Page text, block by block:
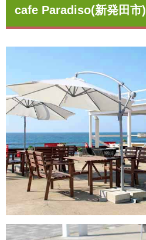
cafe Paradiso(新発田市)